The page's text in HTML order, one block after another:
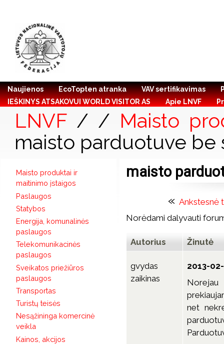
Naujienos EcoTopten atranka VAV sertifikavimas
IEŠKINYS ATSAKOVUI WORLD VISITOR AS
Apie LNVF
LNVF/ / Maisto
maisto parduotuve be
Maisto produktai ir
maitinimo įstaigos
Paslaugos
Statybos
Energija, komunalinės
paslaugos
Telekomunikacinės
paslaugos
Sveikatos priežiūros
paslaugos
Transportas
Turistų teisės
Nesąžininga komercinė
veikla
Kainos, akcijos
maisto
«Ankstesnė
Norėdami dalyvauti
Autorius Žinutė
gvydas
zaikinas
2013-
net